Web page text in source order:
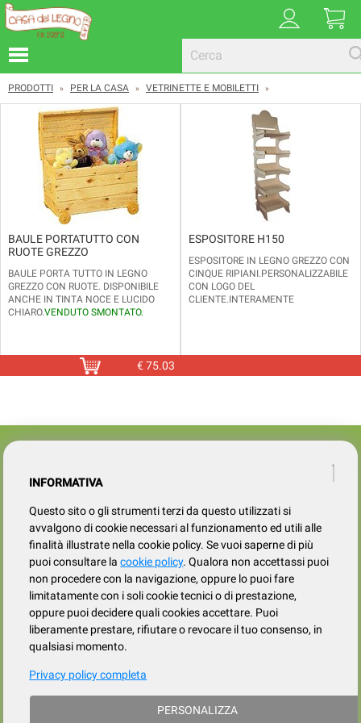
PRODOTTI » PER LA CASA » VETRINETTE E MOBILETTI »
BAULE PORTATUTTO CON
RUOTE GREZZO
BAULE PORTA TUTTO IN LEGNO
GREZZO CON RUOTE. DISPONIBILE
ANCHE IN TINTA NOCE E LUCIDO
CHIARO.VENDUTO SMONTATO.
DIMENSIONI IMBALLO : CM. 70X42
H.18
€75.03
ESPOSITORE H150
ESPOSITORE IN LEGNO GREZZO CON
CINQUE RIPIANI.PERSONALIZZABILE
CON LOGO DEL
CLIENTE.INTERAMENTE
DIMENSIONI UTILI: ALTEZZA CM.150 -
VENDUTO SOLO ALL'INGROSSO.
Registrati
Il mio account
Condizioni di vendita
Privacy
Cookies policy
Frazione Fila, 106/c, Loc. Trivero, 13835 Valdilana (BI) | tel. 015.737.634
INFORMATIVA
Questo sito o gli strumenti terzi da questo utilizzati si
avvalgono di cookie necessari al funzionamento ed utili alle
finalità illustrate nella cookie policy. Se vuoi saperne di più
puoi consultare lacookie policy. Qualora non accettassi puoi
non procedere con la navigazione, oppure lo puoi fare
limitatamente con i soli cookie tecnici o di prestazione,
oppure puoi decidere quali cookies accettare. Puoi
liberamente prestare, rifiutare o revocare il tuo consenso, in
qualsiasi momento.
Privacy policy completa
PERSONALIZZA